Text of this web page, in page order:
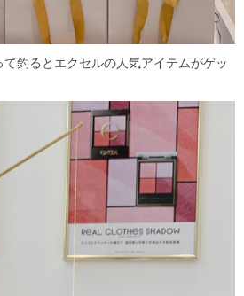
釣るとエクセルの人気アイテムがゲッ